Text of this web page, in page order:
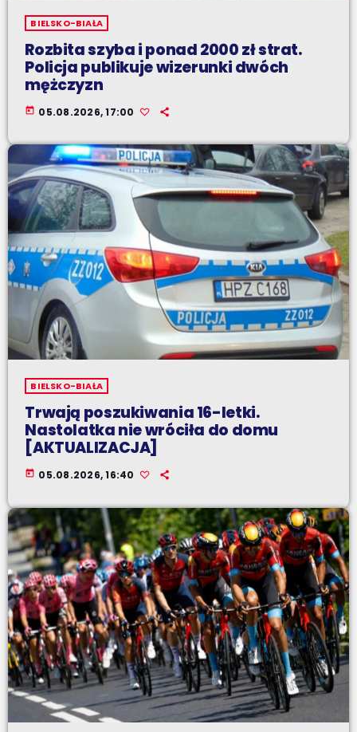
BIELSKO-BIAŁA
Rozbita szyba i ponad 2000 zł strat.
Policja publikuje wizerunki dwóch
mężczyzn
today 05.08.2026, 17:00
BIELSKO-BIAŁA
Trwają poszukiwania 16-letki.
Nastolatka nie wróciła do domu
[AKTUALIZACJA]
today 05.08.2026, 16:40